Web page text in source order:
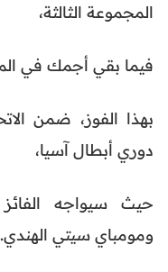
المجموعة الثالثة،
فيما بقي أجمك في
بهذا الفوز، ضمن
دوري أبطال آسيا،
حيث سيواجه
ومومباي سيتي الهندي.